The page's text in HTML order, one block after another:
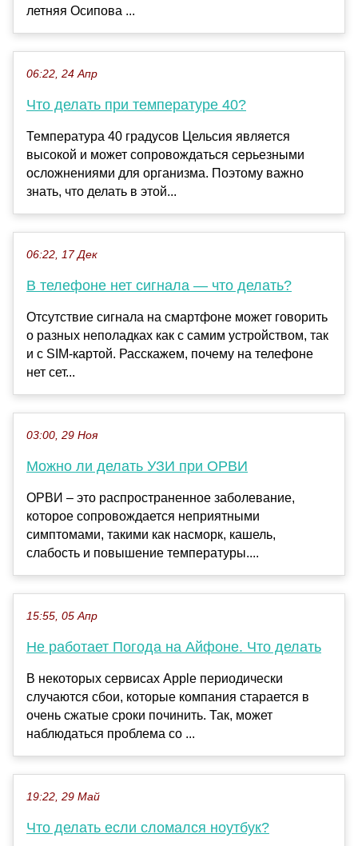
летняя Осипова ...
06:22, 24 Апр
Что делать при температуре 40?
Температура 40 градусов Цельсия является
высокой и может сопровождаться серьезными
осложнениями для организма. Поэтому важно
знать, что делать в этой...
06:22, 17 Дек
В телефоне нет сигнала — что делать?
Отсутствие сигнала на смартфоне может говорить
о разных неполадках как с самим устройством, так
и с SIM-картой. Расскажем, почему на телефоне
нет сет...
03:00, 29 Ноя
Можно ли делать УЗИ при ОРВИ
ОРВИ – это распространенное заболевание,
которое сопровождается неприятными
симптомами, такими как насморк, кашель,
слабость и повышение температуры....
15:55, 05 Апр
Не работает Погода на Айфоне. Что делать
В некоторых сервисах Apple периодически
случаются сбои, которые компания старается в
очень сжатые сроки починить. Так, может
наблюдаться проблема со ...
19:22, 29 Май
Что делать если сломался ноутбук?